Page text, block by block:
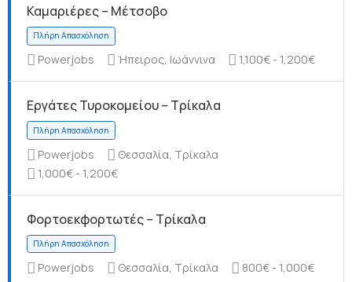
Καμαριέρες – Μέτσοβο
Πλήρη Απασχόληση
Powerjobs Ήπειρος, Ιωάννινα 1,100€ - 1,200€
Εργάτες Τυροκομείου – Τρίκαλα
Powerjobs
Θεσσαλία, Τρίκαλα
1,000€ - 1,200€
Φορτοεκφορτωτές – Τρίκαλα
Powerjobs Θεσσαλία, Τρίκαλα 800€ - 1,000€